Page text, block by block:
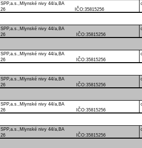
SPP,a.s.,Mlynské nivy 44/a,BA
26 IČO:35815256
SPP,a.s.,Mlynské nivy 44/a,BA
26 IČO:35815256
SPP,a.s.,Mlynské nivy 44/a,BA
26 IČO:35815256
SPP,a.s.,Mlynské nivy 44/a,BA
26 IČO:35815256
SPP,a.s.,Mlynské nivy 44/a,BA
26 IČO:35815256
SPP,a.s.,Mlynské nivy 44/a,BA
26 IČO:35815256